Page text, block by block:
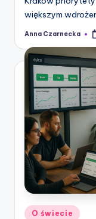
większym
Posted
Anna Czarnecka
Posted
O świecie